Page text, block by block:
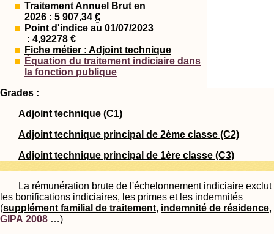
Traitement Annuel Brut en
2026 : 5 907,34 €
Point d'indice au 01/07/2023
: 4,92278 €
Fiche métier : Adjoint technique
Équation du traitement indiciaire dans
la fonction publique
Grades :
Adjoint technique (C1)
Adjoint technique principal de 2ème classe (C2)
Adjoint technique principal de 1ère classe (C3)
La rémunération brute de l'échelonnement indiciaire exclut
les bonifications indiciaires, les primes et les indemnités
(supplément familial de traitement, indemnité de résidence,
GIPA 2008 …)